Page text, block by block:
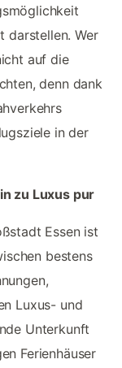
darstellen. Wer
auf die
denn dank
in der
zu Luxus pur
Essen ist
bestens
Luxus- und
Unterkunft
Ferienhäuser